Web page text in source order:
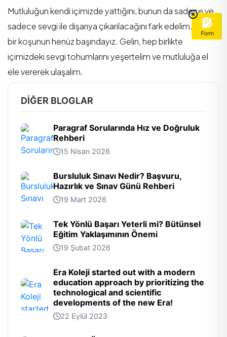
Mutluluğun kendi içimizde yattığını, bunun da sadece ve
sadece sevgi ile dışarıya çıkarılacağını fark edelim. Uzun
bir koşunun henüz başındayız. Gelin, hep birlikte
içimizdeki sevgi tohumlarını yeşertelim ve mutluluğa el
ele vererek ulaşalım.
DIĞER BLOGLAR
Paragraf Sorularında Hız ve Doğruluk
Rehberi
15 Nisan 2026
Bursluluk Sınavı Nedir? Başvuru,
Hazırlık ve Sınav Günü Rehberi
19 Mart 2026
Tek Yönlü Başarı Yeterli mi? Bütünsel
Eğitim Yaklaşımının Önemi
19 Şubat 2026
Era Koleji started out with a modern
education approach by prioritizing the
technological and scientific
developments of the new Era!
22 Eylül 2023